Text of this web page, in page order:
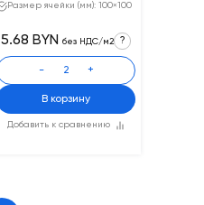
Размер ячейки (мм): 100×100
Добавить к сравнению
5.68 BYN без НДС/м2 ?
- +
В корзину